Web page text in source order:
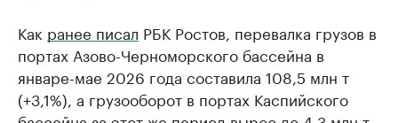
Как ранее писал РБК Ростов, перевалка грузов в
портах Азово-Черноморского бассейна в
январе-мае 2026 года составила 108,5 млн т
(+3,1%), а грузооборот в портах Каспийского